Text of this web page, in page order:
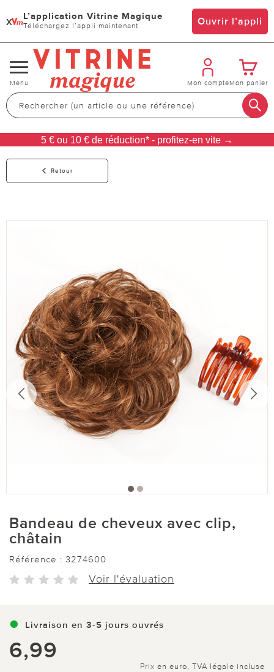
x L’application Vitrine Magique
Téléchargez l’appli maintenant Ouvrir l’appli
Changer
de
navigation
Menu Mon compteMon panier
5 € ou 10 € de réduction* - profitez-en vite →
Retour
Bandeau de cheveux avec clip,
châtain
Référence : 3274600
Voir l'évaluation
Livraison en 3-5 jours ouvrés
6,99
Prix en euro, TVA légale incluse